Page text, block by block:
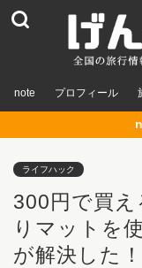
note プロフィール
ライフハック
300円で買
りマットを
が解決した